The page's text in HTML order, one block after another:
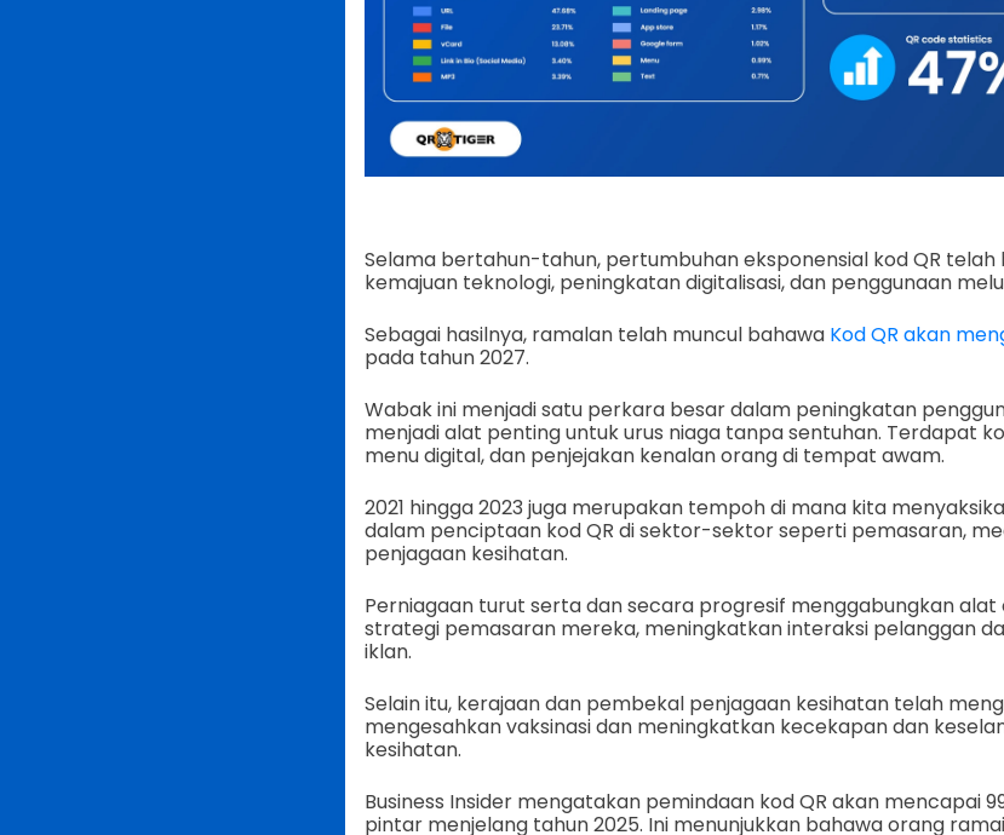
Selama bertahun-tahun, pertumbuhan eksponensial kod QR
kemajuan teknologi, peningkatan digitalisasi, dan penggunaan
Sebagai hasilnya, ramalan telah muncul bahawa Kod QR akan
pada tahun 2027.
Wabak ini menjadi satu perkara besar dalam peningkatan
menjadi alat penting untuk urus niaga tanpa sentuhan. Terdapat
menu digital, dan penjejakan kenalan orang di tempat awam.
2021 hingga 2023 juga merupakan tempoh di mana kita
dalam penciptaan kod QR di sektor-sektor seperti pemasaran,
penjagaan kesihatan.
Perniagaan turut serta dan secara progresif menggabungkan alat
strategi pemasaran mereka, meningkatkan interaksi pelanggan
iklan.
Selain itu, kerajaan dan pembekal penjagaan kesihatan telah
mengesahkan vaksinasi dan meningkatkan kecekapan dan
kesihatan.
Business Insider mengatakan pemindaan kod QR akan mencapai
pintar menjelang tahun 2025. Ini menunjukkan bahawa orang